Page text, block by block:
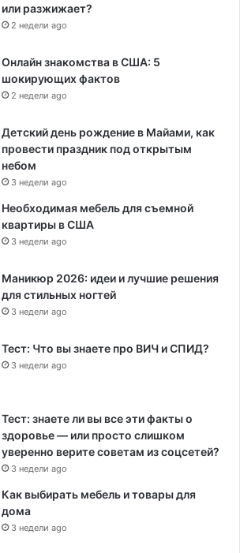
или разжижает?
2 недели ago
Онлайн знакомства в США: 5
шокирующих фактов
2 недели ago
Детский день рождение в Майами, как
провести праздник под открытым
небом
3 недели ago
Необходимая мебель для съемной
квартиры в США
3 недели ago
Маникюр 2026: идеи и лучшие решения
для стильных ногтей
3 недели ago
Тест: Что вы знаете про ВИЧ и СПИД?
3 недели ago
Тест: знаете ли вы все эти факты о
здоровье — или просто слишком
уверенно верите советам из соцсетей?
3 недели ago
Как выбирать мебель и товары для
дома
3 недели ago